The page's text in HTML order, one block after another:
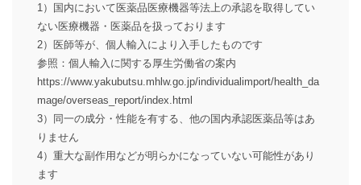
1）国内において医薬品医療機器等法上の承認を取得してい
ない医療機器・医薬品を扱っております
2）医師等が、個人輸入により入手したものです
参照：個人輸入に関する厚生労働省の案内
https://www.yakubutsu.mhlw.go.jp/individualimport/health_da
mage/overseas_report/index.html
3）同一の成分・性能を有する、他の国内承認医薬品等はあ
りません
4）重大な副作用などが明らかになっていない可能性があり
ます